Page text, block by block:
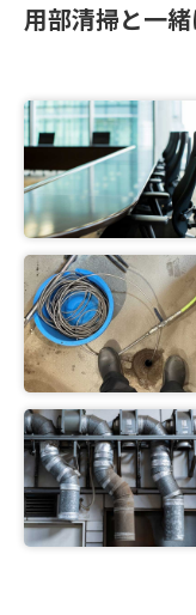
用部清掃と一